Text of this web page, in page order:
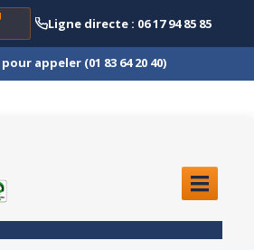
Ligne directe : 06 17 94 85 85
appeler (01 83 64 20 40)